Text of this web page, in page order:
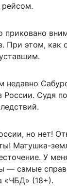
приковано
При этом, как
Судя
но нет!
Матушка-
У
— самые
«ЧБД» (18+).